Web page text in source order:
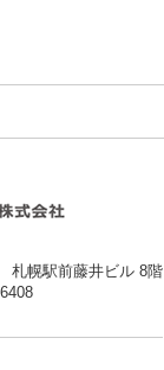
札幌駅前藤井ビル 8階